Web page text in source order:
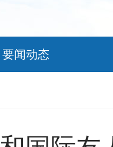
要闻动态